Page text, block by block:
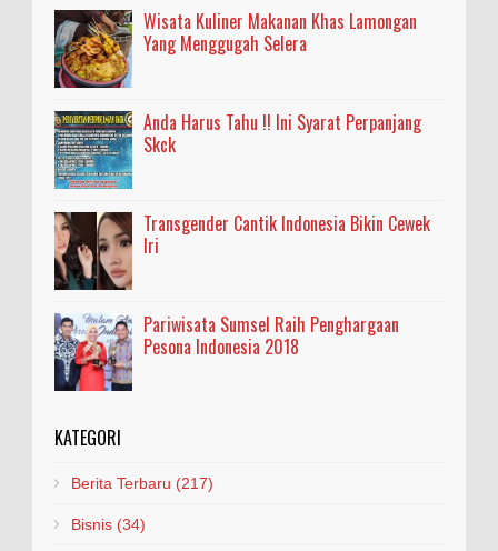
Wisata Kuliner Makanan Khas Lamongan
Yang Menggugah Selera
Anda Harus Tahu !! Ini Syarat Perpanjang
Skck
Transgender Cantik Indonesia Bikin Cewek
Iri
Pariwisata Sumsel Raih Penghargaan
Pesona Indonesia 2018
KATEGORI
Berita Terbaru (217)
Bisnis (34)